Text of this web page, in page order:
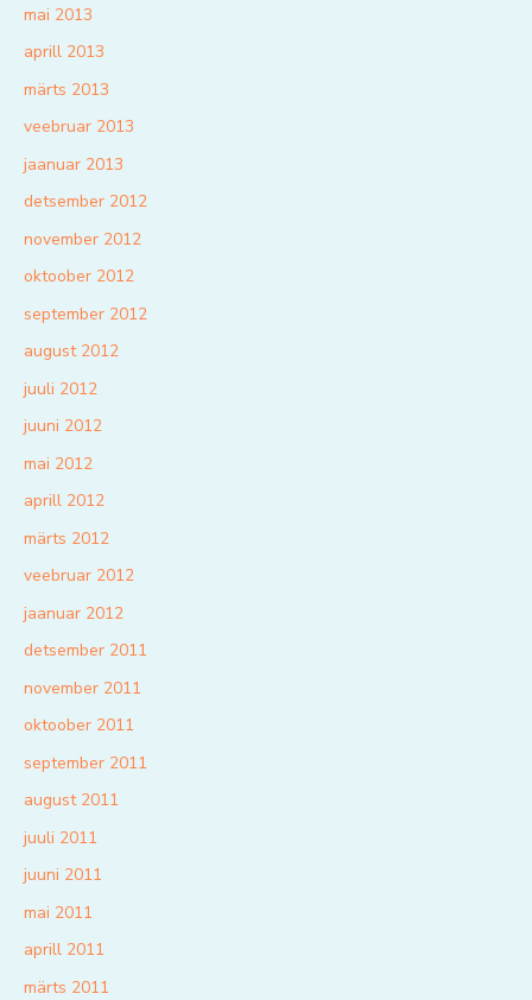
mai 2013
aprill 2013
märts 2013
veebruar 2013
jaanuar 2013
detsember 2012
november 2012
oktoober 2012
september 2012
august 2012
juuli 2012
juuni 2012
mai 2012
aprill 2012
märts 2012
veebruar 2012
jaanuar 2012
detsember 2011
november 2011
oktoober 2011
september 2011
august 2011
juuli 2011
juuni 2011
mai 2011
aprill 2011
märts 2011